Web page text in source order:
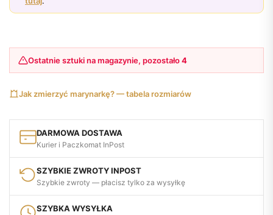
Ostatnie sztuki na magazynie, pozostało4
Jak zmierzyć marynarkę? — tabela rozmiarów
DARMOWA DOSTAWA
Kurier i Paczkomat InPost
SZYBKIE ZWROTY INPOST
Szybkie zwroty — płacisz tylko za wysyłkę
SZYBKA WYSYŁKA